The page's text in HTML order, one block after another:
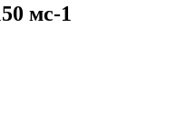
мс-1